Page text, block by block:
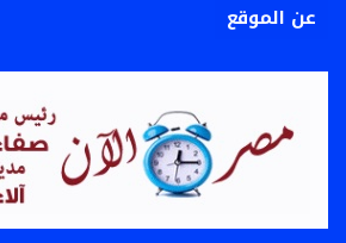
عن الموقع